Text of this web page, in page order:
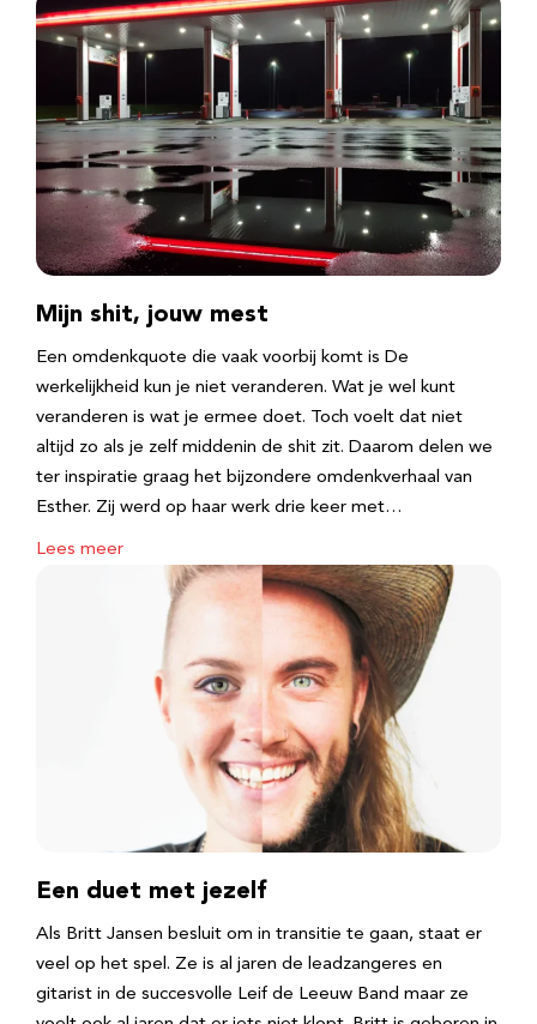
Mijn shit, jouw mest
Een omdenkquote die vaak voorbij komt is De
werkelijkheid kun je niet veranderen. Wat je wel kunt
veranderen is wat je ermee doet. Toch voelt dat niet
altijd zo als je zelf middenin de shit zit. Daarom delen we
ter inspiratie graag het bijzondere omdenkverhaal van
Esther. Zij werd op haar werk drie keer met…
Lees meer
Een duet met jezelf
Als Britt Jansen besluit om in transitie te gaan, staat er
veel op het spel. Ze is al jaren de leadzangeres en
gitarist in de succesvolle Leif de Leeuw Band maar ze